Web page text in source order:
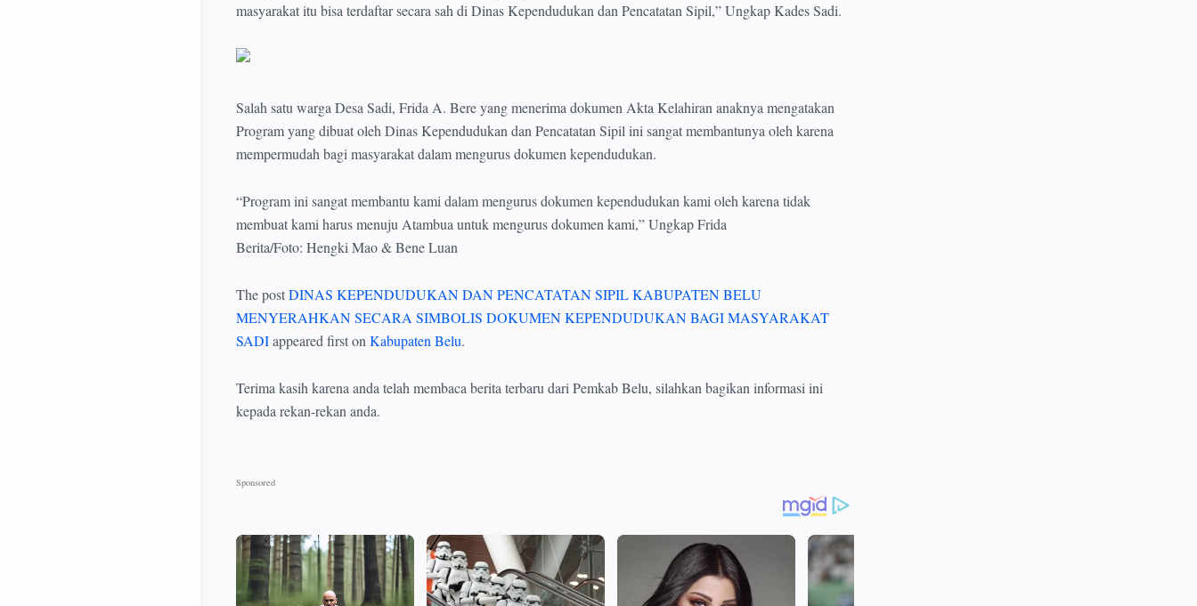
masyarakat itu bisa terdaftar secara sah di Dinas Kependudukan dan Pencatatan Sipil,” Ungkap Kades Sadi.
Salah satu warga Desa Sadi, Frida A. Bere yang menerima dokumen Akta Kelahiran anaknya mengatakan
Program yang dibuat oleh Dinas Kependudukan dan Pencatatan Sipil ini sangat membantunya oleh karena
mempermudah bagi masyarakat dalam mengurus dokumen kependudukan.
“Program ini sangat membantu kami dalam mengurus dokumen kependudukan kami oleh karena tidak
membuat kami harus menuju Atambua untuk mengurus dokumen kami,” Ungkap Frida
Berita/Foto: Hengki Mao & Bene Luan
The postDINAS KEPENDUDUKAN DAN PENCATATAN SIPIL KABUPATEN BELU
MENYERAHKAN SECARA SIMBOLIS DOKUMEN KEPENDUDUKAN BAGI MASYARAKAT
SADIappeared first on Kabupaten Belu.
Terima kasih karena anda telah membaca berita terbaru dari Pemkab Belu, silahkan bagikan informasi ini
kepada rekan-rekan anda.